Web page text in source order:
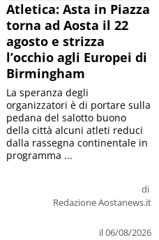
Atletica: Asta in Piazza
torna ad Aosta il 22
agosto e strizza
l’occhio agli Europei di
Birmingham
di
Redazione Aostanews.it
il 06/08/2026
La speranza degli
organizzatori è di portare sulla
pedana del salotto buono
della città alcuni atleti reduci
dalla rassegna continentale in
programma ...